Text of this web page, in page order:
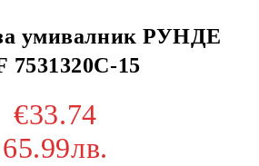
умивалник РУНДЕ
7531320C-15
€33.74
65.99лв.